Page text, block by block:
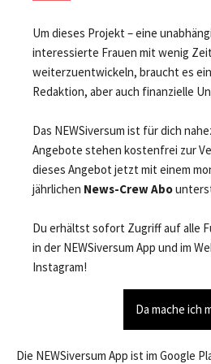
Um dieses Projekt – eine
interessierte Frauen mit wenig
weiterzuentwickeln, braucht es
Redaktion, aber auch finanzielle
Das NEWSiversum ist für dich
Angebote stehen kostenfrei zur
dieses Angebot jetzt mit einem
jährlichen News-Crew Abo
Du erhältst sofort Zugriff auf alle
in der NEWSiversum App und im
Instagram!
Da mache ich
Die NEWSiversum App ist im Google